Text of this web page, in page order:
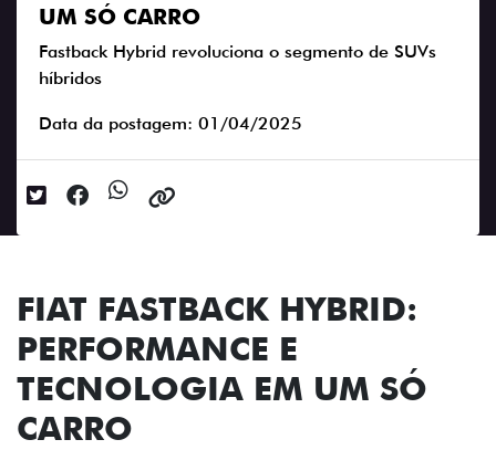
UM SÓ CARRO
Fastback Hybrid revoluciona o segmento de SUVs
híbridos
Data da postagem: 01/04/2025
FIAT FASTBACK HYBRID:
PERFORMANCE E
TECNOLOGIA EM UM SÓ
CARRO